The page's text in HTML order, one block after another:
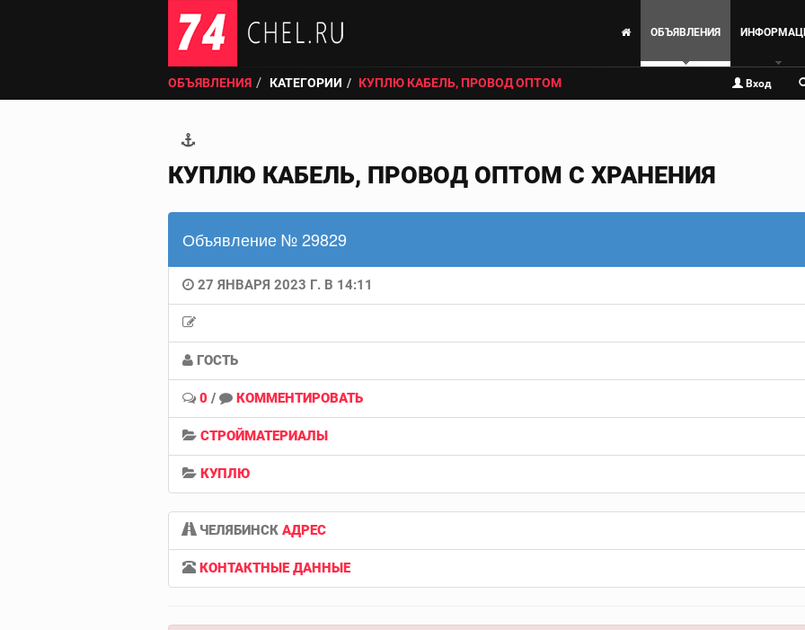
ОБЪЯВЛЕНИЯ
ОБЪЯВЛЕНИЯ КАТЕГОРИИ КУПЛЮ КАБЕЛЬ, ПРОВОД ОПТОМ Вход
КУПЛЮ КАБЕЛЬ, ПРОВОД ОПТОМ С ХРАНЕНИЯ
Объявление № 29829
27 ЯНВАРЯ 2023 Г. В 14:11
ГОСТЬ
0 / КОММЕНТИРОВАТЬ
СТРОЙМАТЕРИАЛЫ
КУПЛЮ
ЧЕЛЯБИНСК АДРЕС
КОНТАКТНЫЕ ДАННЫЕ